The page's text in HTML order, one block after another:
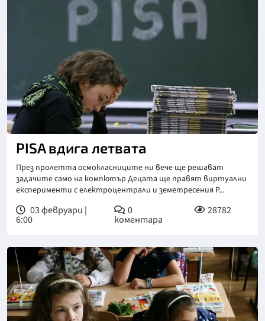
PISA вдига летвата
През пролетта осмокласниците ни вече ще решават
задачите само на компютър Децата ще правят виртуални
експерименти с електроцентрали и земетресения P...
03 февруари |
6:00
0
коментара
28782